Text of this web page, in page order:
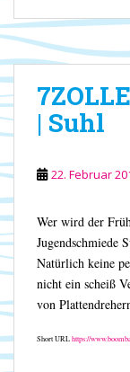
| Suhl
22. Februar
Wer wird der
Jugendschmiede
Natürlich keine
nicht ein scheiß
von
Short URLhttps://